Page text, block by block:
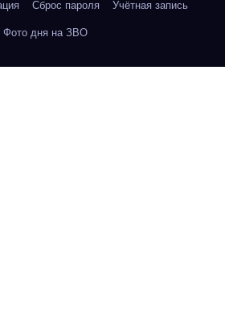
Сброс пароля Учётная запись
Фото дня на ЗВО